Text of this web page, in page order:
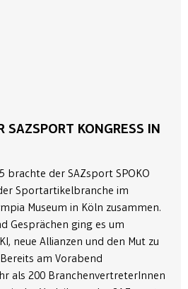
SAZSPORT KONGRESS IN
brachte der SAZsport SPOKO
Sportartikelbranche im
Museum in Köln zusammen.
Gesprächen ging es um
neue Allianzen und den Mut zu
am Vorabend
als 200 BranchenvertreterInnen